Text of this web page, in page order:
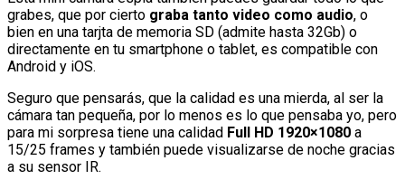
grabes, que por cierto graba tanto video como audio, o
bien en una tarjta de memoria SD (admite hasta 32Gb) o
directamente en tu smartphone o tablet, es compatible con
Android y iOS.
Seguro que pensarás, que la calidad es una mierda, al ser la
cámara tan pequeña, por lo menos es lo que pensaba yo, pero
para mi sorpresa tiene una calidad Full HD 1920×1080 a
15/25 frames y también puede visualizarse de noche gracias
a su sensor IR.